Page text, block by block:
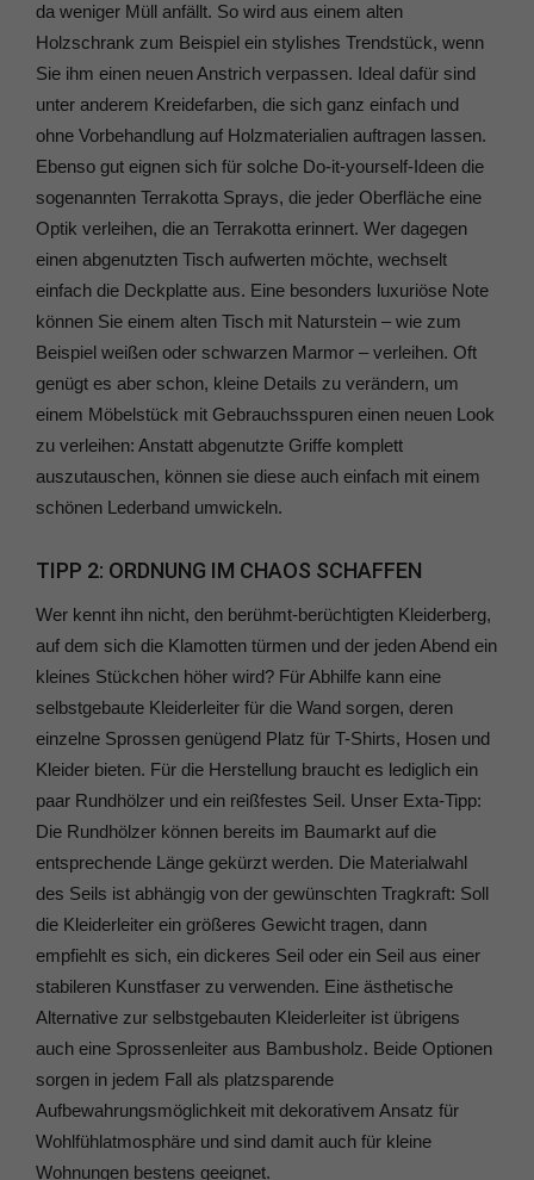
da weniger Müll anfällt. So wird aus einem alten
Holzschrank zum Beispiel ein stylishes Trendstück, wenn
Sie ihm einen neuen Anstrich verpassen. Ideal dafür sind
unter anderem Kreidefarben, die sich ganz einfach und
ohne Vorbehandlung auf Holzmaterialien auftragen lassen.
Ebenso gut eignen sich für solche Do-it-yourself-Ideen die
sogenannten Terrakotta Sprays, die jeder Oberfläche eine
Optik verleihen, die an Terrakotta erinnert. Wer dagegen
einen abgenutzten Tisch aufwerten möchte, wechselt
einfach die Deckplatte aus. Eine besonders luxuriöse Note
können Sie einem alten Tisch mit Naturstein – wie zum
Beispiel weißen oder schwarzen Marmor – verleihen. Oft
genügt es aber schon, kleine Details zu verändern, um
einem Möbelstück mit Gebrauchsspuren einen neuen Look
zu verleihen: Anstatt abgenutzte Griffe komplett
auszutauschen, können sie diese auch einfach mit einem
schönen Lederband umwickeln.
TIPP 2: ORDNUNG IM CHAOS SCHAFFEN
Wer kennt ihn nicht, den berühmt-berüchtigten Kleiderberg,
auf dem sich die Klamotten türmen und der jeden Abend ein
kleines Stückchen höher wird? Für Abhilfe kann eine
selbstgebaute Kleiderleiter für die Wand sorgen, deren
einzelne Sprossen genügend Platz für T-Shirts, Hosen und
Kleider bieten. Für die Herstellung braucht es lediglich ein
paar Rundhölzer und ein reißfestes Seil. Unser Exta-Tipp:
Die Rundhölzer können bereits im Baumarkt auf die
entsprechende Länge gekürzt werden. Die Materialwahl
des Seils ist abhängig von der gewünschten Tragkraft: Soll
die Kleiderleiter ein größeres Gewicht tragen, dann
empfiehlt es sich, ein dickeres Seil oder ein Seil aus einer
stabileren Kunstfaser zu verwenden. Eine ästhetische
Alternative zur selbstgebauten Kleiderleiter ist übrigens
auch eine Sprossenleiter aus Bambusholz. Beide Optionen
sorgen in jedem Fall als platzsparende
Aufbewahrungsmöglichkeit mit dekorativem Ansatz für
Wohlfühlatmosphäre und sind damit auch für kleine
Wohnungen bestens geeignet.